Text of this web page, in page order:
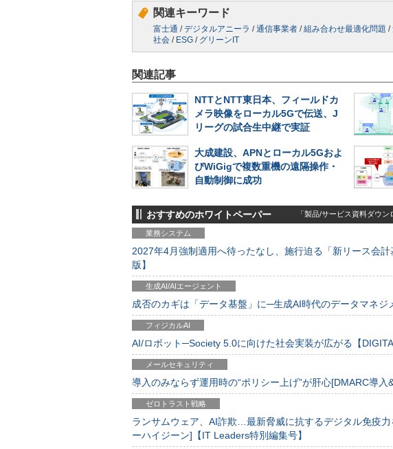
関連キーワード
富士通 /デジタルアニーラ /通信事業者 /組み合わせ最適化問題 /
社会 / ESG / グリーンIT
関連記事
NTTとNTT東日本、フィールドカ
メラ映像をローカル5Gで伝送、J
リーグの試合生中継で実証
大成建設、APNとローカル5Gおよ
びWiGigで複数重機の遠隔操作・
自動制御に成功
おすすめのホワイトペーパー 「製品/サービス資料ダウ
業務システム
2027年4月強制適用へ待ったなし、施行迫る「新リース会
版】
生成AI/AIエージェント
成否のカギは「データ基盤」に─生成AI時代のデータマネジ
フィジカルAI
AI/ロボット─Society 5.0に向けた社会実装が広がる【
メールセキュリティ
導入のみならず運用時の“ポリシー上げ”が肝心[DMARC導入
ゼロトラスト戦略
ランサムウェア、AI詐欺…最新脅威に抗するデジタル免疫
ーハイジーン]【IT Leaders特別編集号】